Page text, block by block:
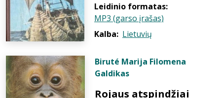
Leidinio formatas:
MP3 (garso įrašas)
Kalba: Lietuvių
Biruté Marija Filomena
Galdikas
Rojaus atspindžiai